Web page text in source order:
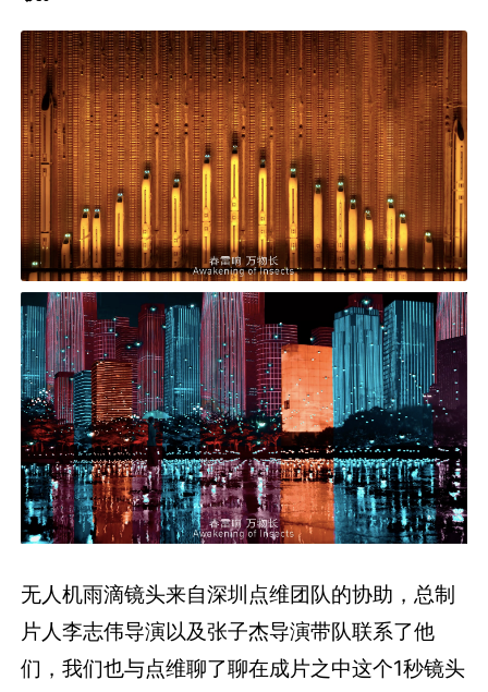
无人机雨滴镜头来自深圳点维团队的协助，总制
片人李志伟导演以及张子杰导演带队联系了他
们，我们也与点维聊了聊在成片之中这个1秒镜头